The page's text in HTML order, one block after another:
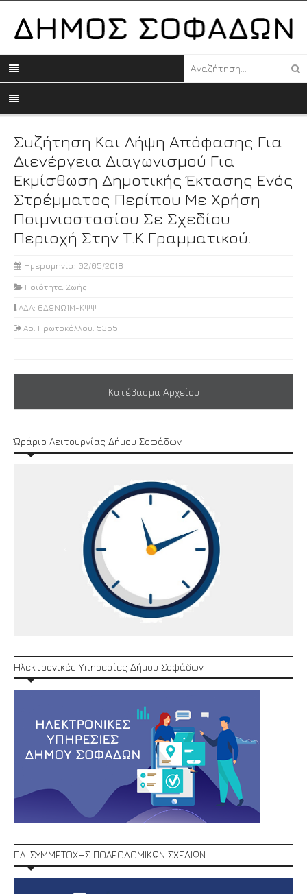
Συζήτηση Και Λήψη Απόφασης Για
Διενέργεια Διαγωνισμού Για
Εκμίσθωση Δημοτικής Έκτασης Ενός
Στρέμματος Περίπου Με Χρήση
Ποιμνιοστασίου Σε Σχεδίου
Περιοχή Στην Τ.Κ Γραμματικού.
Ημερομηνία: 02/05/2018
Ποιότητα Ζωής
ΑΔΑ: 6Δ9ΝΩ1Μ-ΚΨΨ
Αρ. Πρωτοκόλλου: 5355
Κατέβασμα Αρχείου
Ώράριο Λειτουργίας Δήμου Σοφάδων
Ηλεκτρονικές Υπηρεσίες Δήμου Σοφάδων
ΠΛ. ΣΥΜΜΕΤΟΧΗΣ ΠΟΛΕΟΔΟΜΙΚΩΝ ΣΧΕΔΙΩΝ